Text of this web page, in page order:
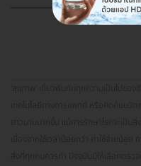
'สุขภาพ' เกี่ยวพันกับทุกความเป็นไปขอ
เทคโนโลยีทางการแพทย์ หรือคิดค้นนวั
ยาวนานมากขึ้น แม้การรักษาโรคจะเป็
สิ่งที่ทุกคนควรทำ ปัจจุบันมีให้เลือกตรวจ